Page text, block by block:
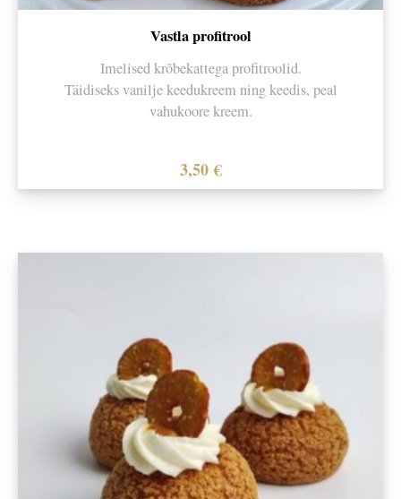
Vastla profitrool
Imelised krõbekattega profitroolid.
Täidiseks vanilje keedukreem ning keedis, peal
vahukoore kreem.
3,50€